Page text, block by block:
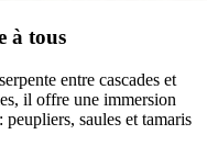
à tous
entre cascades et
il offre une immersion
saules et tamaris